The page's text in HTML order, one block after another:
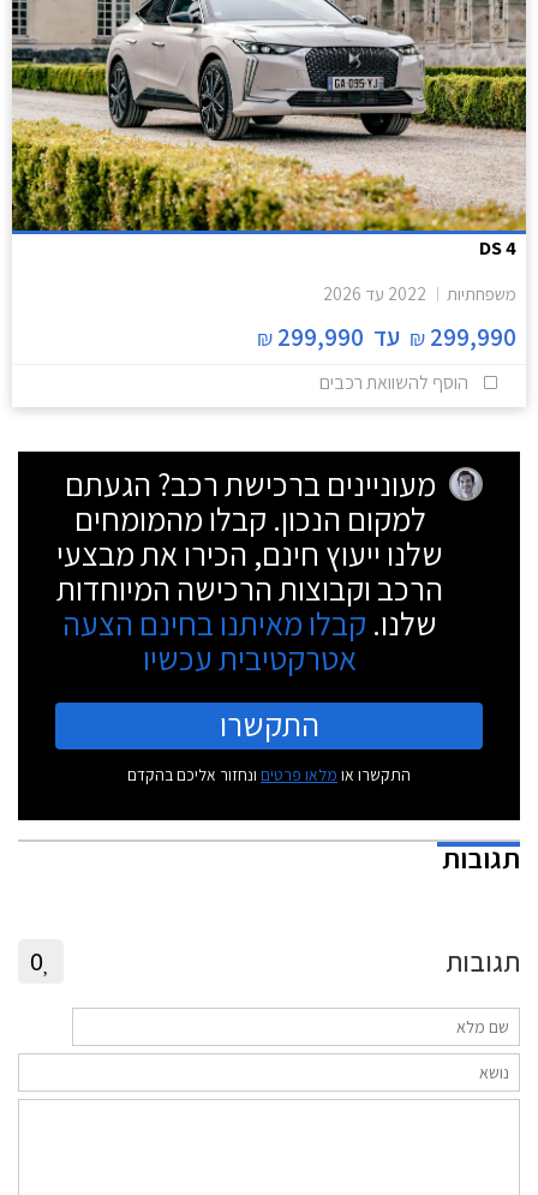
DS 4
משפחתיות 2022 עד 2026
299,990
₪ עד 299,990
₪
הוסף להשוואת רכבים
מעוניינים ברכישת רכב? הגעתם
למקום הנכון. קבלו מהמומחים
שלנו ייעוץ חינם, הכירו את מבצעי
הרכב וקבוצות הרכישה המיוחדות
שלנו. קבלו מאיתנו בחינם הצעה
אטרקטיבית עכשיו
התקשרו
התקשרו או מלאו פרטים ונחזור אליכם בהקדם
תגובות
תגובות 0